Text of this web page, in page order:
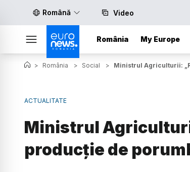
Română Video
România My Europe
> România > Social > Ministrul Agriculturii:
ACTUALITATE
Ministrul
producţie de